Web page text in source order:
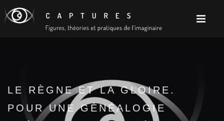
LE RÈGNE ET LA GLOIRE.
POUR UNE GÉNÉALOGIE